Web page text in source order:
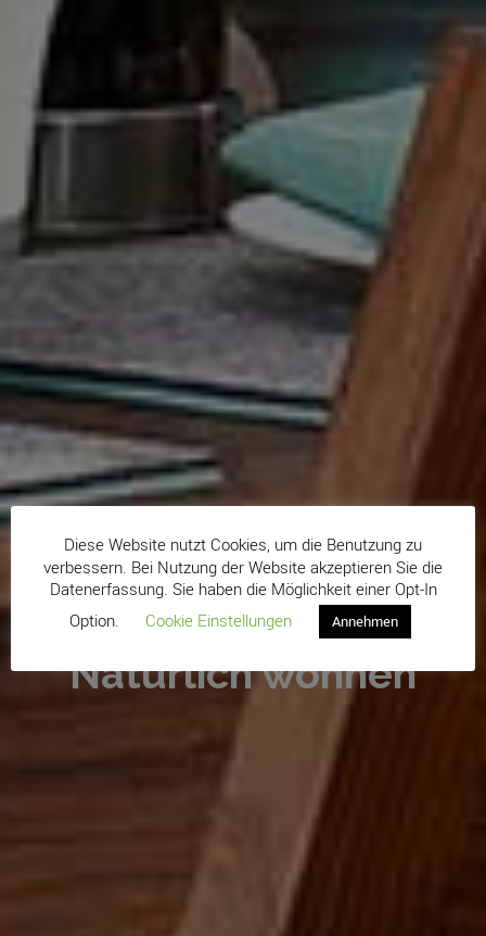
Dudinger
Natürlich wohnen
Diese Website nutzt Cookies, um die Benutzung zu
verbessern. Bei Nutzung der Website akzeptieren Sie die
Datenerfassung. Sie haben die Möglichkeit einer Opt-In
Option.
Cookie Einstellungen Annehmen